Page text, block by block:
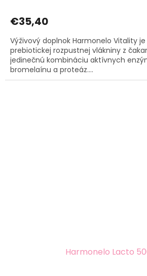
€35,40
Výživový doplnok Harmonelo Vitality
prebiotickej rozpustnej vlákniny z
jedinečnú kombináciu aktívnych
bromelaínu a proteáz....
Harmonelo Lacto